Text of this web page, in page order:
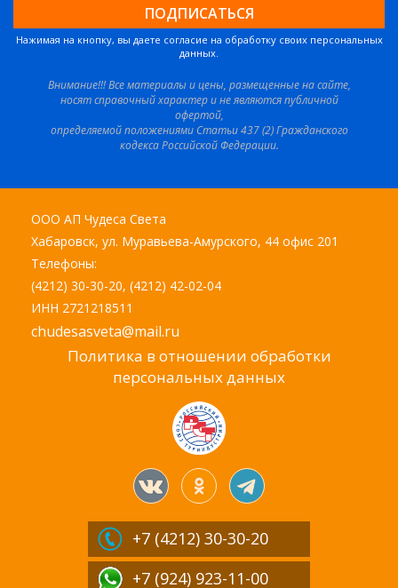
Нажимая на кнопку, вы даете согласие на обработку своих персональных
данных.
Внимание!!! Все материалы и цены, размещенные на сайте,
носят справочный характер и не являются публичной
офертой,
определяемой положениями Статьи 437 (2) Гражданского
кодекса Российской Федерации.
ООО АП Чудеса Света
Хабаровск, ул. Муравьева-Амурского, 44 офис 201
Телефоны:
(4212) 30-30-20, (4212) 42-02-04
ИНН 2721218511
chudesasveta@mail.ru
Политика в отношении обработки
персональных данных
+7 (4212) 30-30-20
+7 (924) 923-11-00